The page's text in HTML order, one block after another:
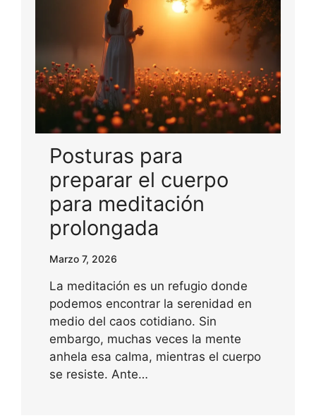
Posturas para
preparar el cuerpo
para meditación
prolongada
Marzo 7, 2026
La meditación es un refugio donde
podemos encontrar la serenidad en
medio del caos cotidiano. Sin
embargo, muchas veces la mente
anhela esa calma, mientras el cuerpo
se resiste. Ante…